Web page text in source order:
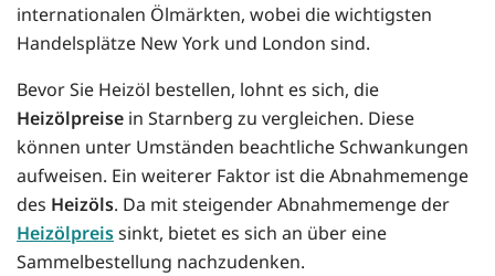
internationalen Ölmärkten, wobei die wichtigsten
Handelsplätze New York und London sind.
Bevor Sie Heizöl bestellen, lohnt es sich, die
Heizölpreise in Starnberg zu vergleichen. Diese
können unter Umständen beachtliche Schwankungen
aufweisen. Ein weiterer Faktor ist die Abnahmemenge
des Heizöls. Da mit steigender Abnahmemenge der
Heizölpreissinkt, bietet es sich an über eine
Sammelbestellung nachzudenken.